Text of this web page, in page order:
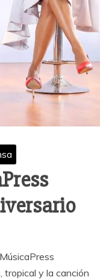
tropical y la canción